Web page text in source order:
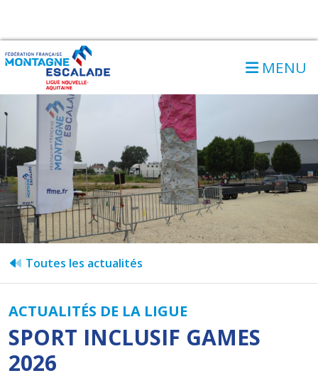
MENU
Toutes les actualités
ACTUALITÉS DE LA LIGUE
SPORT INCLUSIF GAMES
2026